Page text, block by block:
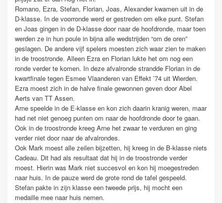
Romano, Ezra, Stefan, Florian, Joas, Alexander kwamen uit in de
D-klasse. In de voorronde werd er gestreden om elke punt. Stefan
en Joas gingen in de D-klasse door naar de hoofdronde, maar toen
werden ze in hun poule in bijna alle wedstrijden “om de oren”
geslagen. De andere vijf spelers moesten zich waar zien te maken
in de troostronde. Alleen Ezra en Florian lukte het om nog een
ronde verder te komen. In deze afvalronde strandde Florian in de
kwartfinale tegen Esmee Vlaanderen van Effekt ’74 uit Wierden.
Ezra moest zich in de halve finale gewonnen geven door Abel
Aerts van TT Assen.
Arne speelde in de E-klasse en kon zich daarin kranig weren, maar
had net niet genoeg punten om naar de hoofdronde door te gaan.
Ook in de troostronde kreeg Arne het zwaar te verduren en ging
verder niet door naar de afvalrondes.
Ook Mark moest alle zeilen bijzetten, hij kreeg in de B-klasse niets
Cadeau. Dit had als resultaat dat hij in de troostronde verder
moest. Hierin was Mark niet succesvol en kon hij moegestreden
naar huis. In de pauze werd de grote rond de tafel gespeeld.
Stefan pakte in zijn klasse een tweede prijs, hij mocht een
medaille mee naar huis nemen.